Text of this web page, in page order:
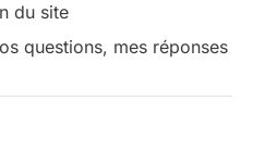
du site
questions, mes réponses